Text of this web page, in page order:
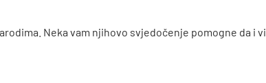
Neka vam njihovo svjedočenje pomogne da i vi